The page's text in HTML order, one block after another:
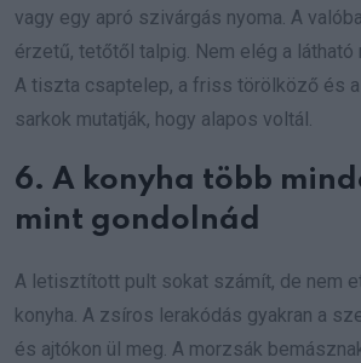
vagy egy apró szivárgás nyoma. A
érzetű, tetőtől talpig. Nem elég a
A tiszta csaptelep, a friss törölköző és
sarkok mutatják, hogy alapos voltál.
6. A konyha több
mint gondolnád
A letisztított pult sokat számít, de nem
konyha. A zsíros lerakódás gyakran a
és ajtókon ül meg. A morzsák